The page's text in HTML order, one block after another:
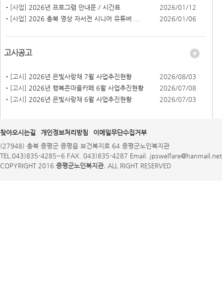
[사업] 2026년 프로그램 안내문 / 시간표
2026/01/12
[사업] 2026 충북 영상 자서전 시니어 유튜버 ... 2026/01/06
고시공고
[고시] 2026년 은빛사랑채 7월 사업추진현황
2026/08/03
[고시] 2026년 행복온마을카페 6월 사업추진현황
2026/07/08
[고시] 2026년 은빛사랑채 6월 사업추진현황 2026/07/03
찾아오시는길 개인정보처리방침
이메일무단수집거부
(27948) 충북 증평군 증평읍 보건복지로 64 증평군노인복지관
TEL.043)835-4285~6 FAX. 043)835-4287 Email. jpswelfare@hanmail.net
COPYRIGHT 2016 증평군노인복지관. ALL RIGHT RESERVED